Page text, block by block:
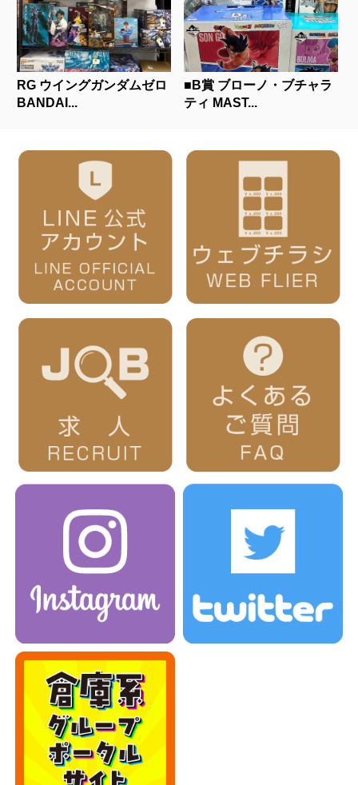
RG ウイングガンダムゼロ
BANDAI...
■B賞 ブローノ・ブチャラ
ティ MAST...